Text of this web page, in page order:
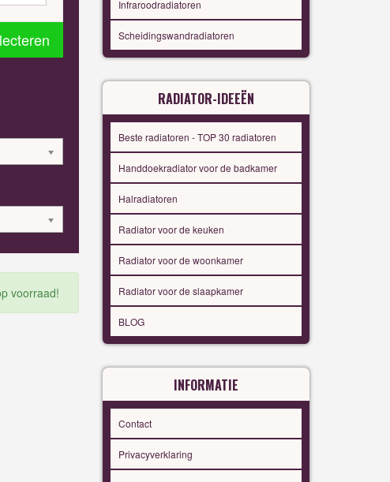
voorraad!
Infraroodradiatoren
Scheidingswandradiatoren
RADIATOR-IDEEËN
Beste radiatoren - TOP 30 radiatoren
Handdoekradiator voor de badkamer
Halradiatoren
Radiator voor de keuken
Radiator voor de woonkamer
Radiator voor de slaapkamer
BLOG
INFORMATIE
Contact
Privacyverklaring